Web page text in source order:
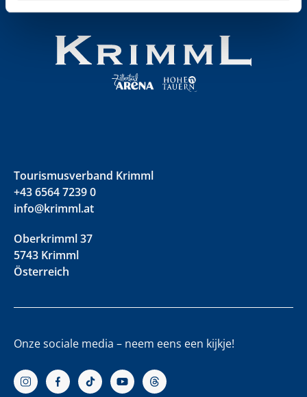
Tourismusverband Krimml
+43 6564 7239 0
info@krimml.at
Oberkrimml 37
5743 Krimml
Österreich
Onze sociale media – neem eens een kijkje!